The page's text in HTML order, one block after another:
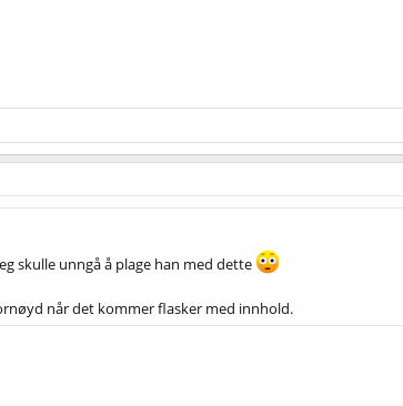
skulle unngå å plage han med dette
når det kommer flasker med innhold.